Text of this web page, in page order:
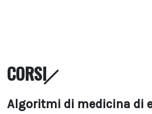
CORSI
Algoritmi di medicina di